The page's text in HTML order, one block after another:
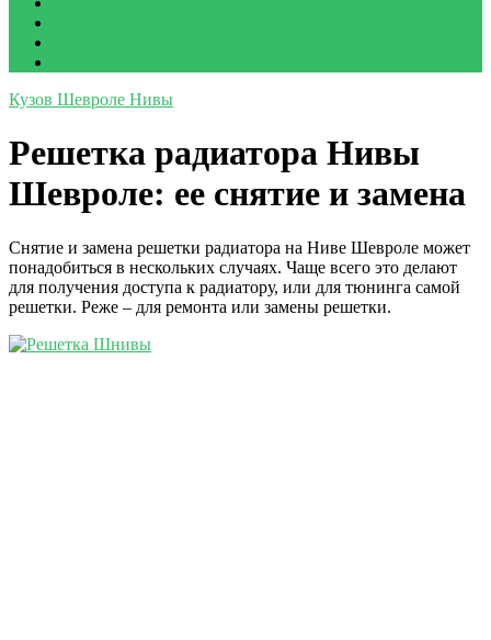
Кузов Шевроле Нивы
Решетка радиатора Нивы
Шевроле: ее снятие и замена
Снятие и замена решетки радиатора на Ниве Шевроле может
понадобиться в нескольких случаях. Чаще всего это делают
для получения доступа к радиатору, или для тюнинга самой
решетки. Реже – для ремонта или замены решетки.